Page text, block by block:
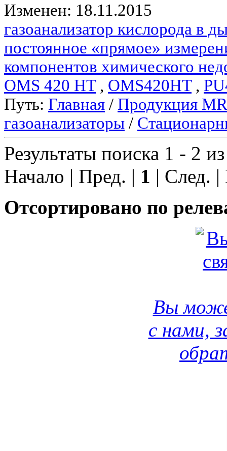
Изменен: 18.11.2015
газоанализатор кислорода в
постоянное «прямое»
компонентов химического
OMS 420 HT, OMS420HT,
Путь: Главная / Продукция
газоанализаторы /
Результаты поиска 1 - 2
Начало | Пред. | 1 | След.
Отсортировано по
Вы
с нами,